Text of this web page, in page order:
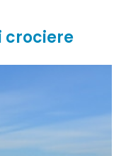
crociere